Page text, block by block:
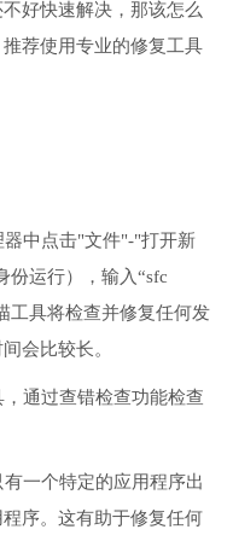
好快速解决，那该怎么
荐使用专业的修复工具
中点击"文件"-"打开新
份运行），输入“sfc
工具将检查并修复任何发
会比较长。
通过查错检查功能检查
一个特定的应用程序出
序。这有助于修复任何